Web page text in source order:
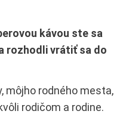
kávou ste sa
rozhodli vrátiť sa do
môjho rodného mesta,
rodičom a rodine.